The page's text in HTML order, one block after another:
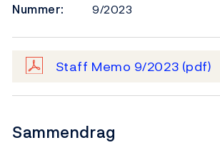
Nummer:
9/2023
Staff Memo 9/2023 (pdf)
Sammendrag